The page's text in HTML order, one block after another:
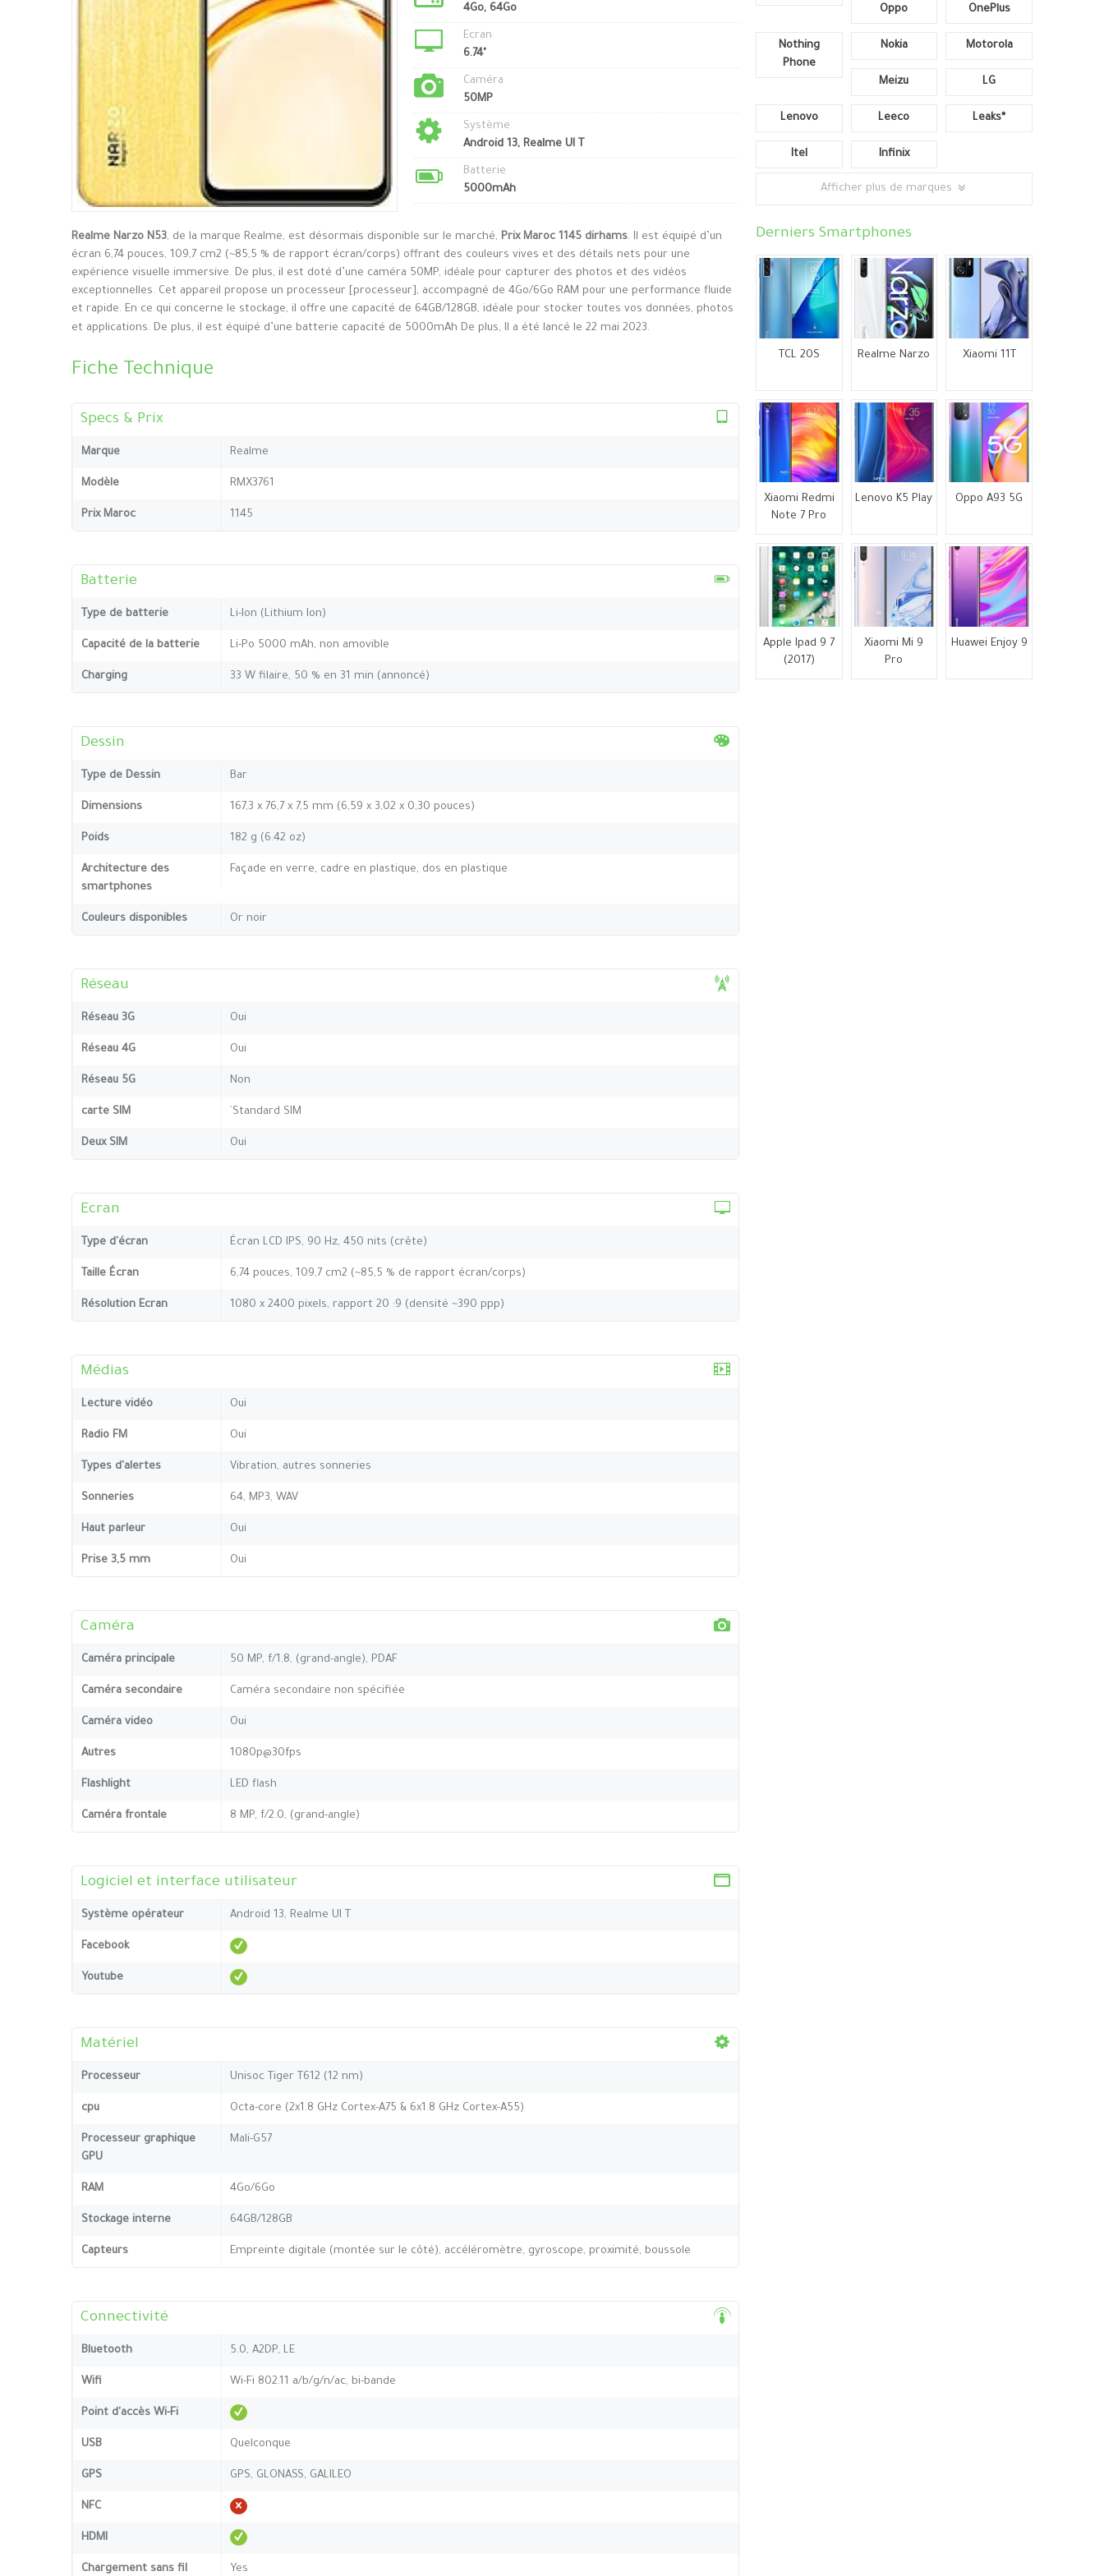
4Go, 64Go
Ecran
6.74"
Caméra
50MP
Système
Android 13, Realme UI T
Batterie
5000mAh
Realme Narzo N53, de la marque Realme, est désormais disponible sur le marché, Prix Maroc 1145 dirhams. Il est équipé d’un
écran 6,74 pouces, 109,7 cm2 (~85,5 % de rapport écran/corps) offrant des couleurs vives et des détails nets pour une
expérience visuelle immersive. De plus, il est doté d’une caméra 50MP, idéale pour capturer des photos et des vidéos
exceptionnelles. Cet appareil propose un processeur [processeur], accompagné de 4Go/6Go RAM pour une performance fluide
et rapide. En ce qui concerne le stockage, il offre une capacité de 64GB/128GB, idéale pour stocker toutes vos données, photos
et applications. De plus, il est équipé d’une batterie capacité de 5000mAh De plus, Il a été lancé le 22 mai 2023.
Fiche Technique
Specs & Prix
Marque Realme
Modèle RMX3761
Prix Maroc 1145
Batterie
Type de batterie Li-Ion (Lithium Ion)
Capacité de la batterie Li-Po 5000 mAh, non amovible
Charging 33 W filaire, 50 % en 31 min (annoncé)
Dessin
Type de Dessin Bar
Dimensions 167,3 x 76,7 x 7,5 mm (6,59 x 3,02 x 0,30 pouces)
Poids 182 g (6.42 oz)
Architecture des
smartphones
Façade en verre, cadre en plastique, dos en plastique
Couleurs disponibles Or noir
Réseau
Réseau 3G Oui
Réseau 4G Oui
Réseau 5G Non
carte SIM `Standard SIM
Deux SIM Oui
Ecran
Type d'écran Écran LCD IPS, 90 Hz, 450 nits (crête)
Taille Écran 6,74 pouces, 109,7 cm2 (~85,5 % de rapport écran/corps)
Résolution Ecran 1080 x 2400 pixels, rapport 20 :9 (densité ~390 ppp)
Médias
Lecture vidéo Oui
Radio FM Oui
Types d'alertes Vibration, autres sonneries
Sonneries 64, MP3, WAV
Haut parleur Oui
Prise 3,5 mm Oui
Caméra
Caméra principale 50 MP, f/1.8, (grand-angle), PDAF
Caméra secondaire Caméra secondaire non spécifiée
Caméra video Oui
Autres 1080p@30fps
Flashlight LED flash
Caméra frontale 8 MP, f/2.0, (grand-angle)
Logiciel et interface utilisateur
Système opérateur Android 13, Realme UI T
Facebook
Youtube
Matériel
Processeur Unisoc Tiger T612 (12 nm)
cpu Octa-core (2x1.8 GHz Cortex-A75 & 6x1.8 GHz Cortex-A55)
Processeur graphique
GPU
Mali-G57
RAM 4Go/6Go
Stockage interne 64GB/128GB
Capteurs Empreinte digitale (montée sur le côté), accéléromètre, gyroscope, proximité, boussole
Connectivité
Bluetooth 5.0, A2DP, LE
Wifi Wi-Fi 802.11 a/b/g/n/ac, bi-bande
Point d'accès Wi-Fi
USB Quelconque
GPS GPS, GLONASS, GALILEO
NFC
HDMI
Chargement sans fil Yes
Oppo OnePlus
Nothing
Phone
Nokia Motorola
Meizu LG
Lenovo Leeco Leaks*
Itel Infinix
Afficher plus de marques
Derniers Smartphones
TCL 20S Realme Narzo Xiaomi 11T
Xiaomi Redmi
Note 7 Pro
Lenovo K5 Play Oppo A93 5G
Apple Ipad 9 7
(2017)
Xiaomi Mi 9
Pro
Huawei Enjoy 9